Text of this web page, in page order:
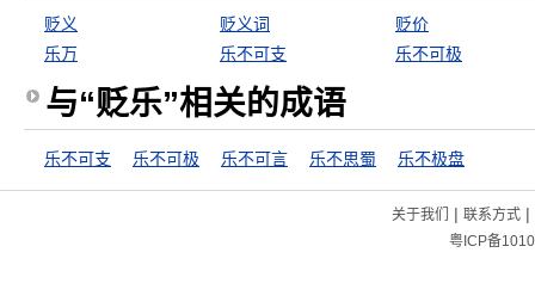
贬义 贬义词
贬价
乐万
乐不可支 乐不可极
与“贬乐”相关的成语
乐不可支 乐不可极 乐不可言 乐不思蜀 乐不极盘
关于我们 | 联系方式|
粤ICP备